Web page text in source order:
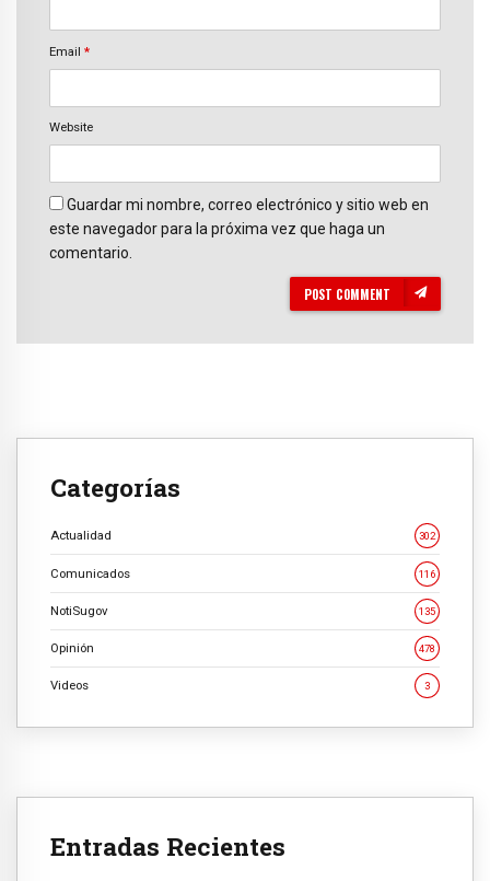
Email *
Website
Guardar mi nombre, correo electrónico y sitio web en
este navegador para la próxima vez que haga un
comentario.
POST COMMENT
Categorías
Actualidad 302
Comunicados 116
NotiSugov 135
Opinión 478
Videos 3
Entradas Recientes